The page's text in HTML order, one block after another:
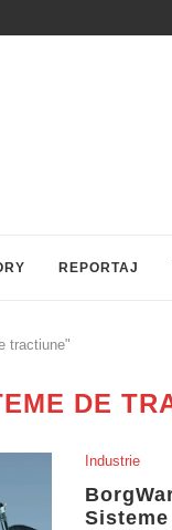
REPORTAJ
tractiune"
DE
Industrie